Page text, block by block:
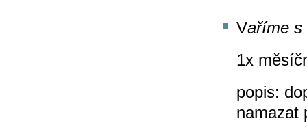
Vaříme s
1x
popis:
namazat